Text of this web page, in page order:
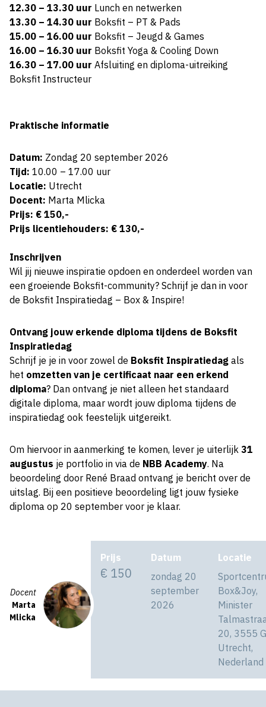
12.30 – 13.30 uur Lunch en netwerken
13.30 – 14.30 uur Boksfit – PT & Pads
15.00 – 16.00 uur Boksfit – Jeugd & Games
16.00 – 16.30 uur Boksfit Yoga & Cooling Down
16.30 – 17.00 uur Afsluiting en diploma-uitreiking
Boksfit Instructeur
Praktische informatie
Datum: Zondag 20 september 2026
Tijd: 10.00 – 17.00 uur
Locatie: Utrecht
Docent: Marta Mlicka
Prijs: € 150,-
Prijs licentiehouders: € 130,-
Inschrijven
Wil jij nieuwe inspiratie opdoen en onderdeel worden van
een groeiende Boksfit-community? Schrijf je dan in voor
de Boksfit Inspiratiedag – Box & Inspire!
Ontvang jouw erkende diploma tijdens de Boksfit
Inspiratiedag
Schrijf je je in voor zowel de Boksfit Inspiratiedag als
het omzetten van je certificaat naar een erkend
diploma? Dan ontvang je niet alleen het standaard
digitale diploma, maar wordt jouw diploma tijdens de
inspiratiedag ook feestelijk uitgereikt.
Om hiervoor in aanmerking te komen, lever je uiterlijk 31
augustus je portfolio in via de NBB Academy. Na
beoordeling door René Braad ontvang je bericht over de
uitslag. Bij een positieve beoordeling ligt jouw fysieke
diploma op 20 september voor je klaar.
Docent
Marta
Mlicka
Prijs
€ 150
Datum
zondag 20
september
2026
Locatie
Box&Joy,
Minister
20, 3555
Utrecht,
Nederland